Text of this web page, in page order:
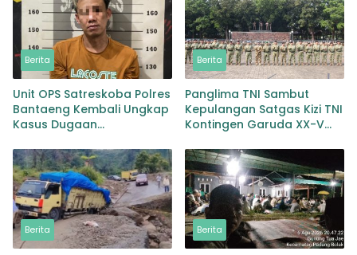
Berita
Unit OPS Satreskoba Polres
Bantaeng Kembali Ungkap
Kasus Dugaan
Peredaran Narkotika Jenis
Sabu
Berita
Panglima TNI Sambut
Kepulangan Satgas Kizi TNI
Kontingen Garuda XX-V
Berita Berita